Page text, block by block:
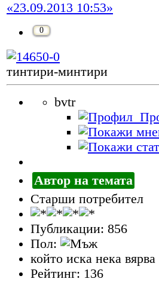
«23.09.2013 10:53»
0
тинтири-минтири
bvtr
Автор на темата
Старши потребител
Публикации: 856
Пол:
който иска нека вярва
Рейтинг: 136